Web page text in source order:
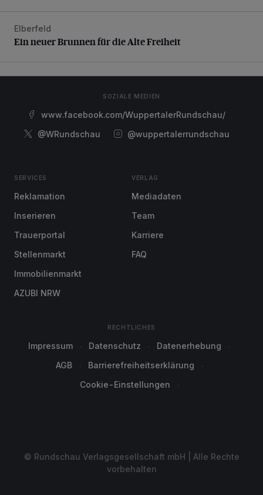
Ein neuer Brunnen für die Alte Freiheit
Elberfeld
Ein neuer Brunnen für die Alte Freiheit
SOZIALE MEDIEN
www.facebook.com/WuppertalerRundschau/
@WRundschau
@wuppertalerrundschau
SERVICES
Reklamation
Inserieren
Trauerportal
Stellenmarkt
Immobilienmarkt
AZUBI NRW
VERLAG
Mediadaten
Team
Karriere
FAQ
RECHTLICHES
Impressum Datenschutz
Datenerhebung
AGB
Barrierefreiheitserklärung
Cookie-Einstellungen
© Rundschau Verlagsgesellschaft mbH | Alle Rechte
vorbehalten